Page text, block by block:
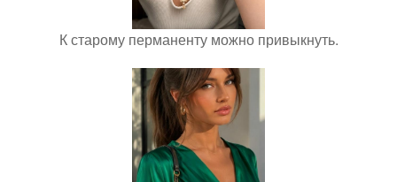
К старому перманенту можно привыкнуть.